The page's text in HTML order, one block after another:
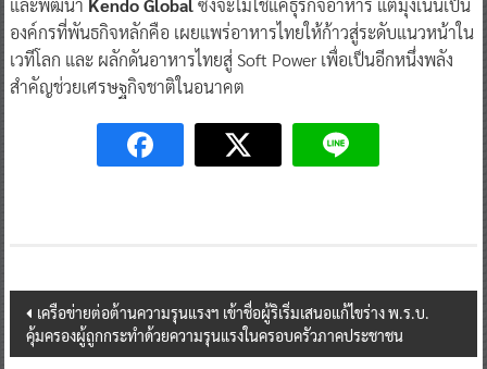
และพัฒนา Kendo Globalซึ่งจะไม่ใช่แค่ธุรกิจอาหาร แต่มุ่งเน้นเป็น
องค์กรที่พันธกิจหลักคือ เผยแพร่อาหารไทยให้ก้าวสู่ระดับแนวหน้าใน
เวทีโลก และ ผลักดันอาหารไทยสู่ Soft Power เพื่อเป็นอีกหนึ่งพลัง
สำคัญช่วยเศรษฐกิจชาติในอนาคต
Post
navigation
เครือข่ายต่อต้านความรุนแรงฯ เข้าชื่อผู้ริเริ่มเสนอแก้ไขร่าง พ.ร.บ.
คุ้มครองผู้ถูกกระทำด้วยความรุนแรงในครอบครัวภาคประชาชน